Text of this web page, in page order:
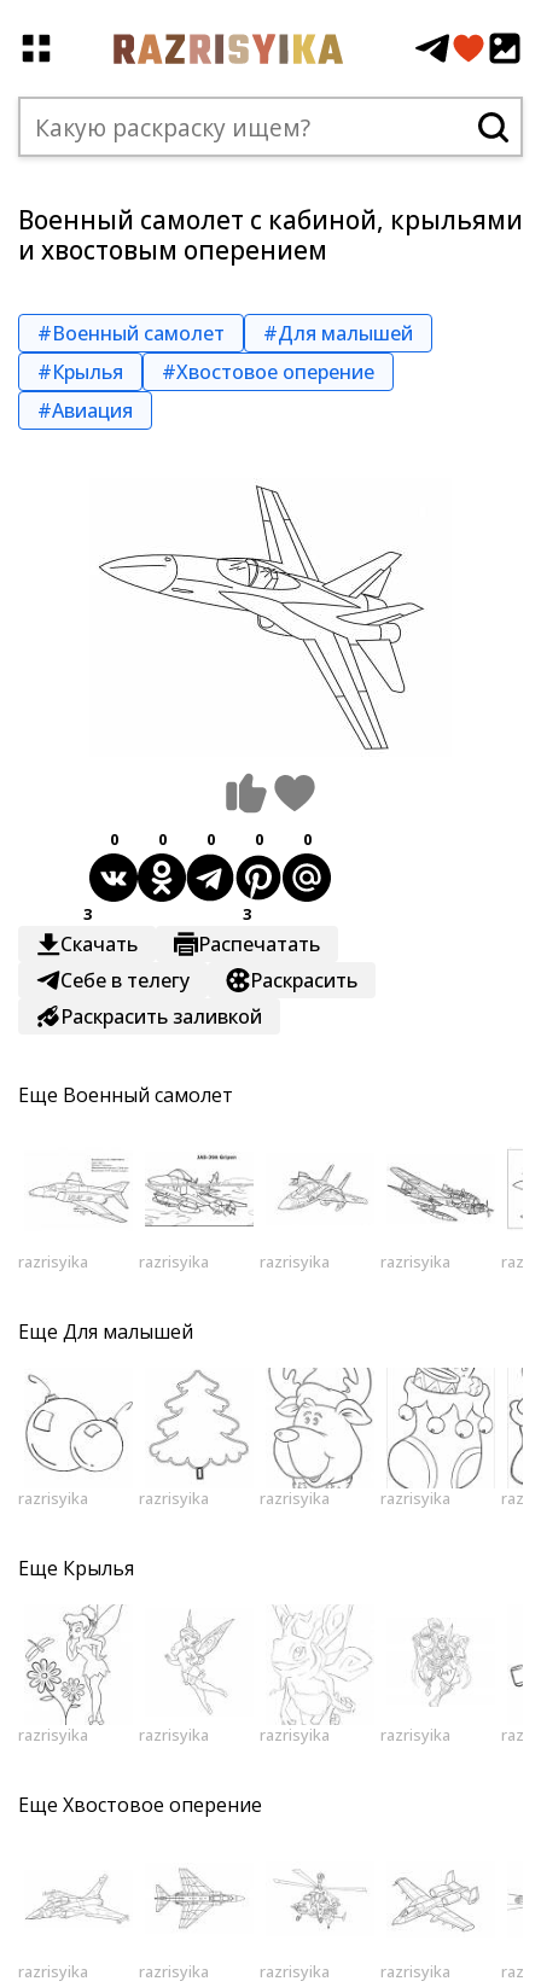
Военный самолет с кабиной, крыльями
и хвостовым оперением
#Военный самолет
#Для малышей
#Крылья
#Хвостовое оперение
#Авиация
0 0 0 0 0
3
Скачать
3
Распечатать
Себе в телегу
Раскрасить
Раскрасить заливкой
Еще Военный самолет
razrisyika razrisyika razrisyika razrisyika
Еще Для малышей
razrisyika razrisyika razrisyika razrisyika
Еще Крылья
razrisyika razrisyika razrisyika razrisyika
Еще Хвостовое оперение
razrisyika razrisyika razrisyika razrisyika